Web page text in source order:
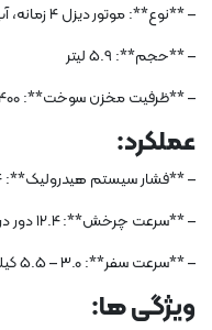
– **نوع**: موتور دیزل 4 زمانه، آب خنک، توربوشارژ
– **حجم**: 5.9 لیتر
– **ظرفیت مخزن سوخت**: 400 لیتر
عملکرد:
– **فشار سیستم هیدرولیک**: 32.4 مگاپاسکال (324 بار)
– **سرعت چرخش**: 12.4 دور در دقیقه
– **سرعت سفر**: 3.0 – 5.5 کیلومتر بر ساعت
ویژگی ها: